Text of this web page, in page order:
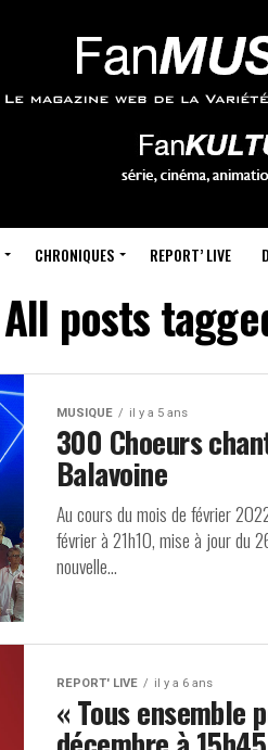
CHRONIQUES REPORT’ LIVE
All posts
MUSIQUE il y a 5 ans
300 Choeurs
Balavoine
Au cours du mois de février
février à 21h10, mise à jour du
nouvelle...
REPORT' LIVE il y a 6 ans
« Tous ensemble